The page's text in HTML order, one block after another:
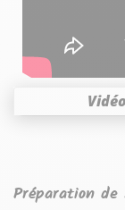
Vidéo
Préparation